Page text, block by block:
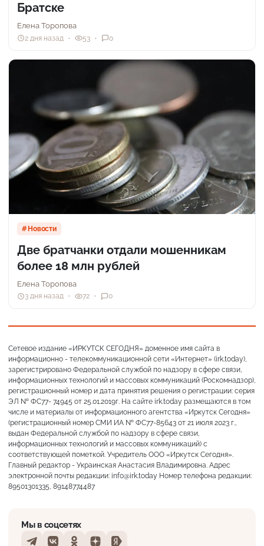
Братске
Елена Торопова
2 дня назад 53 0
Новости
Две братчанки отдали мошенникам
более 18 млн рублей
Елена Торопова
3 дня назад 72 0
Сетевое издание «ИРКУТСК СЕГОДНЯ» доменное имя сайта в
информационно - телекоммуникационной сети «Интернет» (irk.today),
зарегистрировано Федеральной службой по надзору в сфере связи,
информационных технологий и массовых коммуникаций (Роскомнадзор),
регистрационный номер и дата принятия решения о регистрации: серия
ЭЛ № ФС77- 74945 от 25.01.2019г. На сайте irk.today размещаются в том
числе и материалы от информационного агентства «Иркутск Сегодня»
(регистрационный номер СМИ ИА № ФС77-85643 от 21 июля 2023 г.,
выдан Федеральной службой по надзору в сфере связи,
информационных технологий и массовых коммуникаций) с
соответствующей пометкой. Учредитель ООО «Иркутск Сегодня».
Главный редактор - Украинская Анастасия Владимировна. Адрес
электронной почты редакции: info@irk.today Номер телефона редакции:
89501301335, 89148774487
Мы в соцсетях